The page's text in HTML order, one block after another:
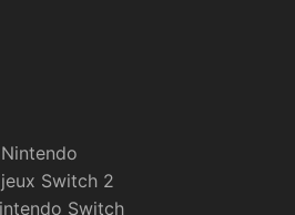
Switch 2
Switch